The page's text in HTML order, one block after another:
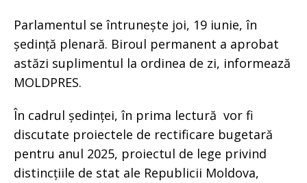
Parlamentul se întrunește joi, 19 iunie, în
ședință plenară. Biroul permanent a aprobat
astăzi suplimentul la ordinea de zi, informează
MOLDPRES.
În cadrul ședinței, în prima lectură vor fi
discutate proiectele de rectificare bugetară
pentru anul 2025, proiectul de lege privind
distincțiile de stat ale Republicii Moldova,